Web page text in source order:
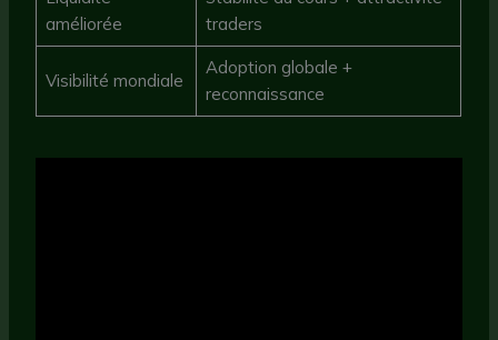
améliorée
traders
Visibilité mondiale
Adoption globale +
reconnaissance